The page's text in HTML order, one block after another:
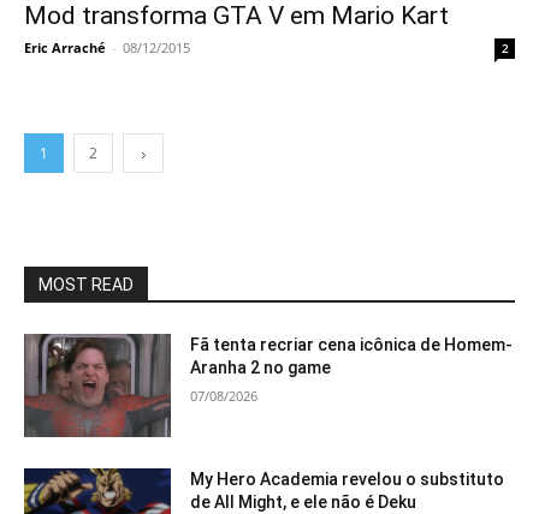
Mod transforma GTA V em Mario Kart
Eric Arraché - 08/12/2015 2
1 2
MOST READ
Fã tenta recriar cena icônica de Homem-
Aranha 2 no game
07/08/2026
My Hero Academia revelou o substituto
de All Might, e ele não é Deku